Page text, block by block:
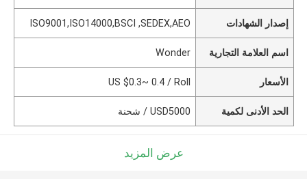
إصدار الشهادات ISO9001,ISO14000,BSCI ,SEDEX,AEO
اسم العلامة التجارية Wonder
الأسعار US $0.3~ 0.4 / Roll
الحد الأدنى لكمية USD5000 / شحنة
عرض المزيد